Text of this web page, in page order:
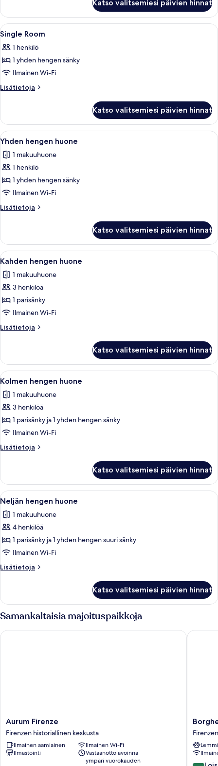
Katso valitsemiesi päivien hinnat
Avaa
kaikki
huonetyypin
Single
Room
kuvat
Hotellihuone, jossa on suuri sänky,
5
Single Room
1 henkilö
1 yhden hengen sänky
Ilmainen Wi-Fi
Lisätietoja
Lisätietoja
Katso valitsemiesi päivien hinnat
Avaa
kaikki
huonetyypin
Yhden
hengen
huone
kuvat
Siististi pedattu sänky, jossa on
5
Yhden hengen huone
1 makuuhuone
1 henkilö
1 yhden hengen sänky
Ilmainen Wi-Fi
Lisätietoja
Lisätietoja
huone
Katso valitsemiesi päivien hinnat
Avaa
kaikki
huonetyypin
Kahden
hengen
huone
kuvat
Siististi pedattu sänky, jossa on
5
Kahden hengen huone
1 makuuhuone
3 henkilöä
1 parisänky
Ilmainen Wi-Fi
Lisätietoja
Lisätietoja
huone
Katso valitsemiesi päivien hinnat
Avaa
kaikki
huonetyypin
Kolmen
hengen
huone
kuvat
Hotellihuone, jossa on kaksi sänkyä,
5
Kolmen hengen huone
1 makuuhuone
3 henkilöä
1 parisänky ja 1 yhden hengen sänky
Ilmainen Wi-Fi
Lisätietoja
Lisätietoja
huone
Katso valitsemiesi päivien hinnat
Avaa
kaikki
huonetyypin
Neljän
hengen
huone
kuvat
Hotellihuone, jossa on kaksi
5
Neljän hengen huone
1 makuuhuone
4 henkilöä
1 parisänky ja 1 yhden hengen suuri sänky
Ilmainen Wi-Fi
Lisätietoja
Lisätietoja
huone
Katso valitsemiesi päivien hinnat
Samankaltaisia majoituspaikkoja
Aurum
Firenze
Firenzen
historiallinen
keskusta
Aurum Firenze
Firenzen historiallinen keskusta
Ilmainen aamiainen
Ilmainen Wi-Fi
Ilmastointi
Vastaanotto avoinna
ympäri vuorokauden
Aurum Firenze
Palace
Art
Hotel
Firenzen